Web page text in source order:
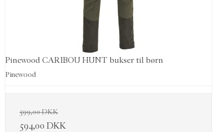
Pinewood CARIBOU HUNT bukser til børn
Pinewood
599,00 DKK
594,00 DKK